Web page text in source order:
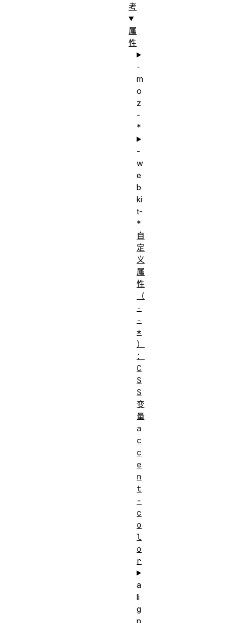
考
属
性
-
m
o
z
-
*
-
w
e
b
ki
t-
*
自
定
义
属
性
（
-
-
*
）
：
C
S
S
变
量
a
c
c
e
n
t
-
c
o
l
o
r
a
li
g
n